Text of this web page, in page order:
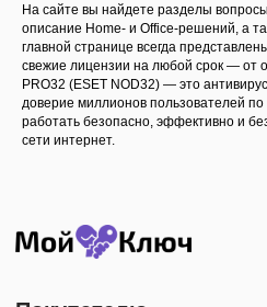
На сайте вы найдете разделы
описание Home- и Office-решений, а
главной странице всегда
свежие лицензии на любой срок — от
PRO32 (ESET NOD32) — это
доверие миллионов пользователей
работать безопасно, эффективно и
сети интернет.
Контакты
+7 (994) 449 65-10
Пользовательское соглашение
Политика конфиденциальности
Публичная оферта